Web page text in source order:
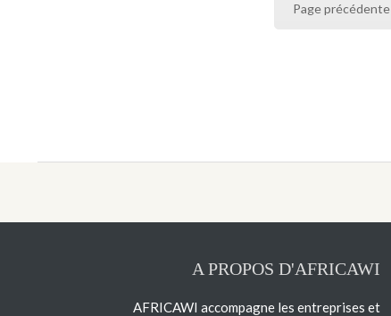
Page précédente
A PROPOS D'AFRICAWI
AFRICAWI accompagne les entreprises et